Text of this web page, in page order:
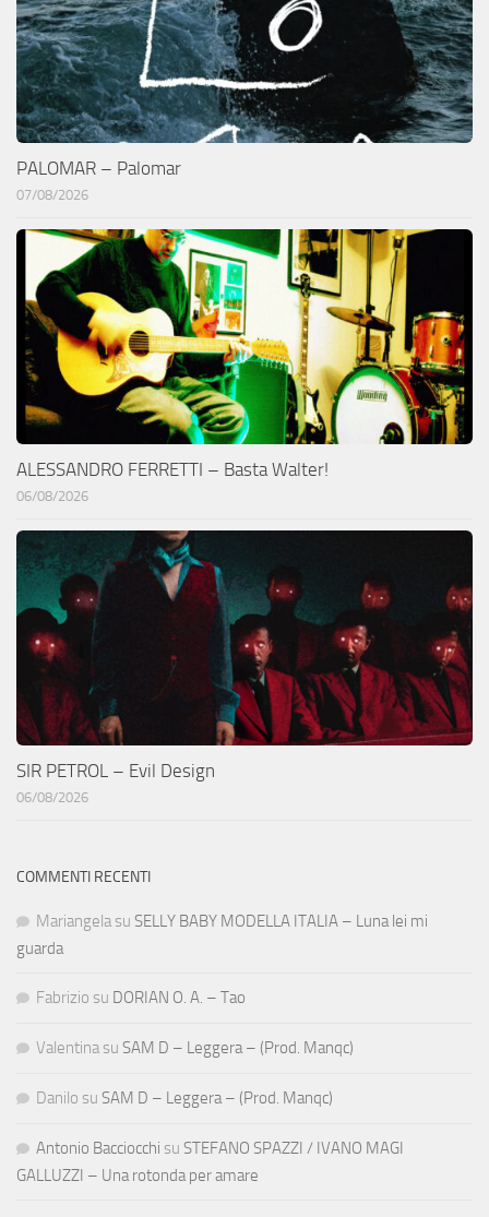
PALOMAR – Palomar
07/08/2026
ALESSANDRO FERRETTI – Basta Walter!
06/08/2026
SIR PETROL – Evil Design
06/08/2026
COMMENTI RECENTI
Mariangela su SELLY BABY MODELLA ITALIA – Luna lei mi
guarda
Fabrizio su DORIAN O. A. – Tao
Valentina su SAM D – Leggera – (Prod. Manqc)
Danilo su SAM D – Leggera – (Prod. Manqc)
Antonio Bacciocchi su STEFANO SPAZZI / IVANO MAGI
GALLUZZI – Una rotonda per amare